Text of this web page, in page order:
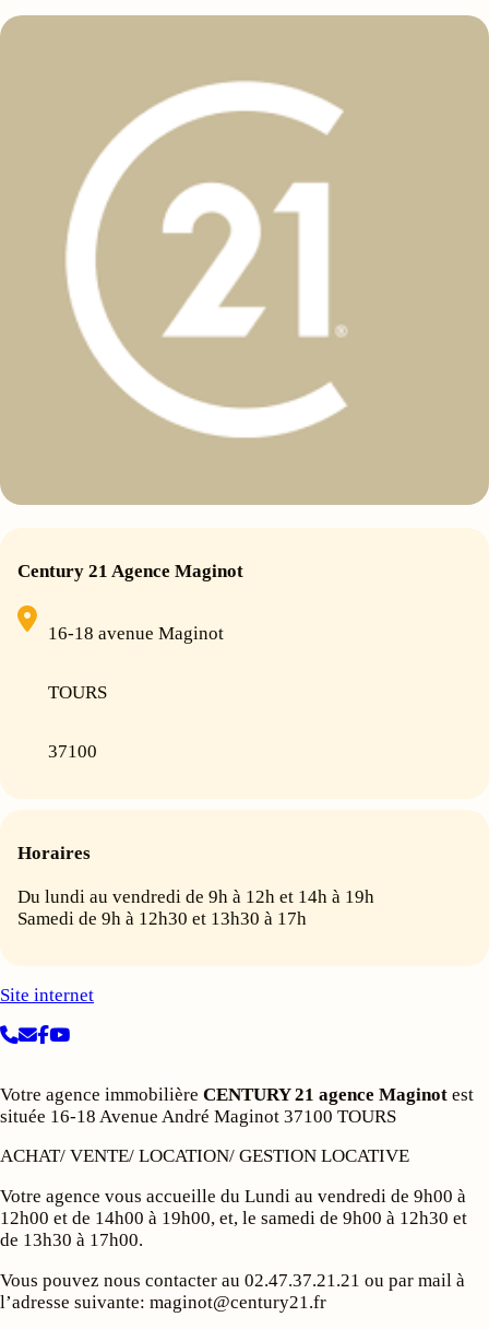
Century 21 Agence Maginot
16-18 avenue Maginot
TOURS
37100
Horaires
Du lundi au vendredi de 9h à 12h et 14h à 19h
Samedi de 9h à 12h30 et 13h30 à 17h
Site internet
Votre agence immobilière CENTURY 21 agence Maginot est
située 16-18 Avenue André Maginot 37100 TOURS
ACHAT/ VENTE/ LOCATION/ GESTION LOCATIVE
Votre agence vous accueille du Lundi au vendredi de 9h00 à
12h00 et de 14h00 à 19h00, et, le samedi de 9h00 à 12h30 et
de 13h30 à 17h00.
Vous pouvez nous contacter au 02.47.37.21.21 ou par mail à
l’adresse suivante: maginot@century21.fr